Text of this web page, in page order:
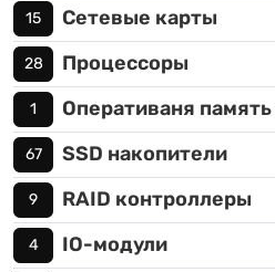
15 Сетевые карты
28 Процессоры
1 Оперативаня память
67 SSD накопители
9 RAID контроллеры
4 IO-модули